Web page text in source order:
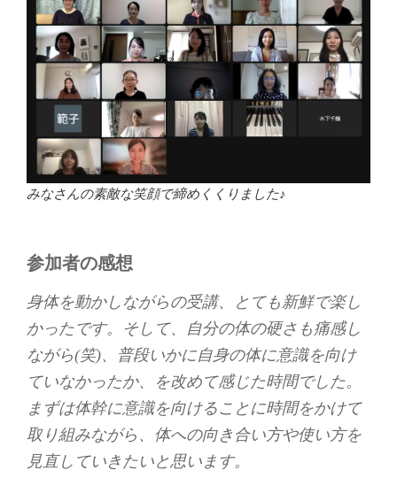
みなさんの素敵な笑顔で締めくくりました♪
参加者の感想
身体を動かしながらの受講、とても新鮮で楽し
かったです。そして、自分の体の硬さも痛感し
ながら(笑)、普段いかに自身の体に意識を向け
ていなかったか、を改めて感じた時間でした。
まずは体幹に意識を向けることに時間をかけて
取り組みながら、体への向き合い方や使い方を
見直していきたいと思います。